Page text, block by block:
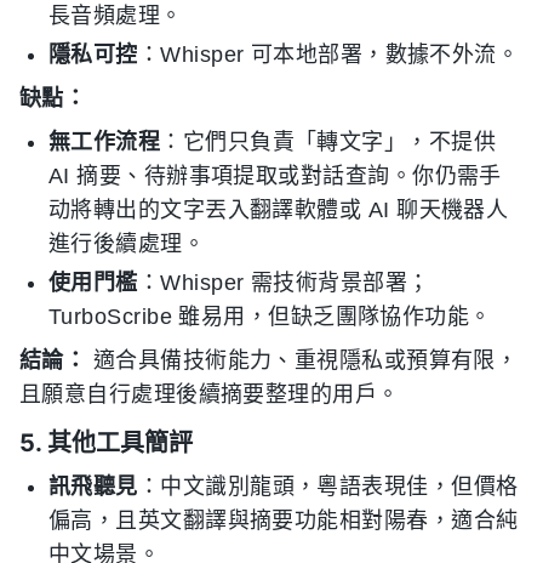
長音頻處理。
隱私可控 ：Whisper 可本地部署，數據不外流。
缺點：
無工作流程 ：它們只負責「轉文字」，不提供
AI 摘要、待辦事項提取或對話查詢。你仍需手
动將轉出的文字丟入翻譯軟體或 AI 聊天機器人
進行後續處理。
使用門檻 ：Whisper 需技術背景部署；
TurboScribe 雖易用，但缺乏團隊協作功能。
結論：
適合具備技術能力、重視隱私或預算有限，
且願意自行處理後續摘要整理的用戶。
5. 其他工具簡評
訊飛聽見 ：中文識別龍頭，粵語表現佳，但價格
偏高，且英文翻譯與摘要功能相對陽春，適合純
中文場景。